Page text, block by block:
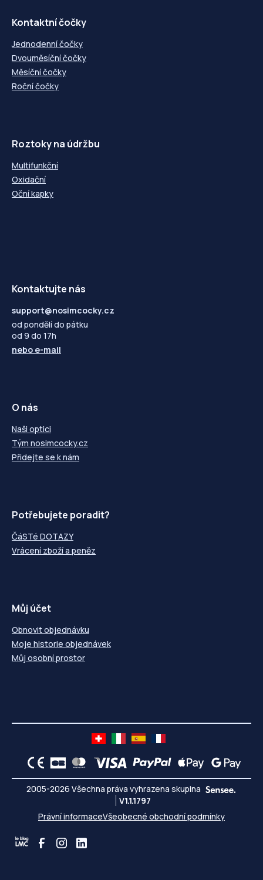
Kontaktní čočky
Jednodenní čočky
Dvouměsíční čočky
Měsíční čočky
Roční čočky
Roztoky na údržbu
Multifunkční
Oxidační
Oční kapky
Kontaktujte nás
support@nosimcocky.cz
od pondělí do pátku
od 9 do 17h
nebo e-mail
O nás
Naši optici
Tým nosimcocky.cz
Přidejte se k nám
Potřebujete poradit?
ČáSTé DOTAZY
Vrácení zboží a peněz
Můj účet
Obnovit objednávku
Moje historie objednávek
Můj osobní prostor
2005-2026 Všechna práva vyhrazena skupina
V1.1.1797
Právní informaceVšeobecné obchodní podmínky